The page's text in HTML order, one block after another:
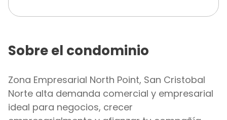
Sobre el condominio
Zona Empresarial North Point, San Cristobal
Norte alta demanda comercial y empresarial
ideal para negocios, crecer